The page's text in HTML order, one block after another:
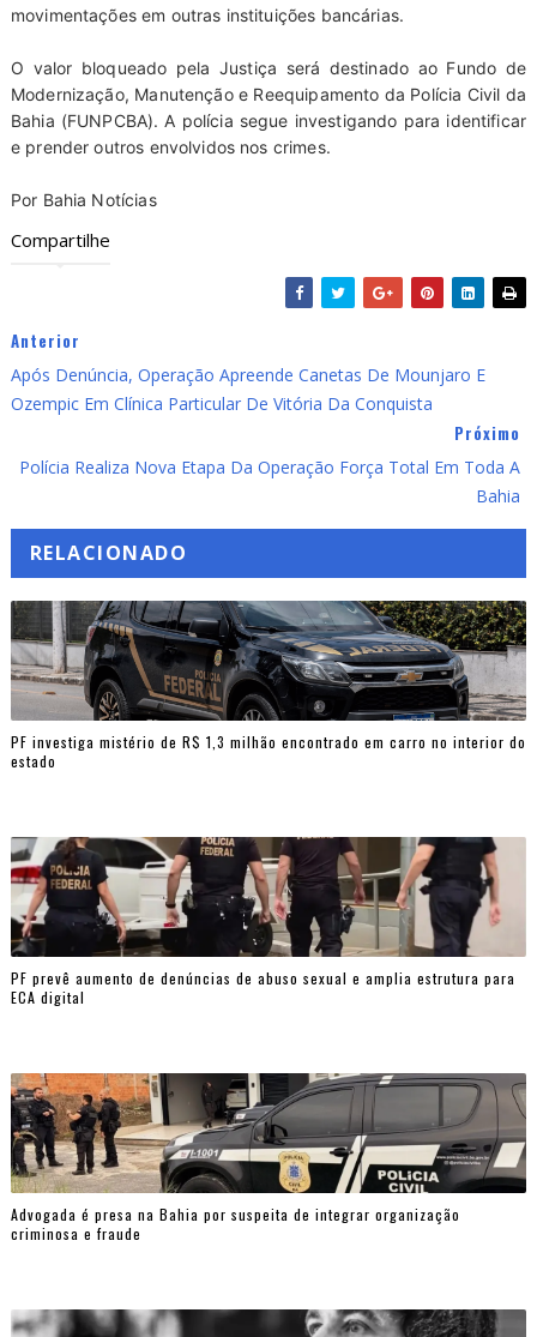
movimentações em outras instituições bancárias.
O valor bloqueado pela Justiça será destinado ao Fundo de
Modernização, Manutenção e Reequipamento da Polícia Civil da
Bahia (FUNPCBA). A polícia segue investigando para identificar
e prender outros envolvidos nos crimes.
Por Bahia Notícias
Compartilhe
Anterior
Após Denúncia, Operação Apreende Canetas De Mounjaro E
Ozempic Em Clínica Particular De Vitória Da Conquista
Próximo
Polícia Realiza Nova Etapa Da Operação Força Total Em Toda A
Bahia
RELACIONADO
PF investiga mistério de R$ 1,3 milhão encontrado em carro no interior do
estado
PF prevê aumento de denúncias de abuso sexual e amplia estrutura para
ECA digital
Advogada é presa na Bahia por suspeita de integrar organização
criminosa e fraude